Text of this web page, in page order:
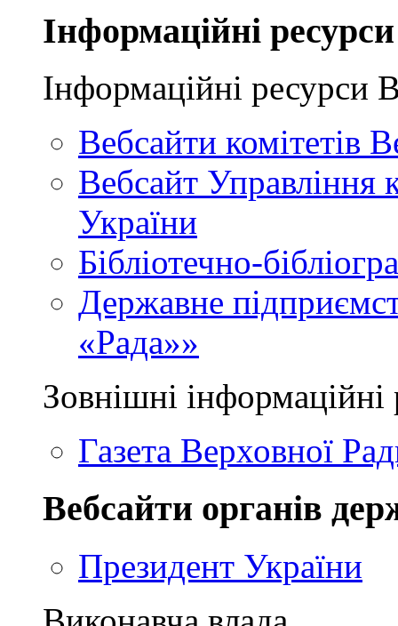
Інформаційні ресурси
Інформаційні ресурси
Вебсайти комітетів
Вебсайт Управління
України
Бібліотечно-
Державне
«Рада»»
Зовнішні інформаційні
Газета Верховної
Вебсайти органів
Президент України